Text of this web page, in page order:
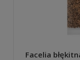
Facelia